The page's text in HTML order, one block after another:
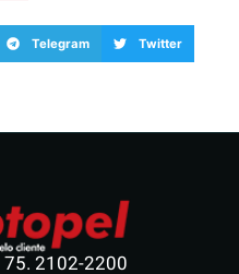
Telegram Twitter
75. 2102-2200